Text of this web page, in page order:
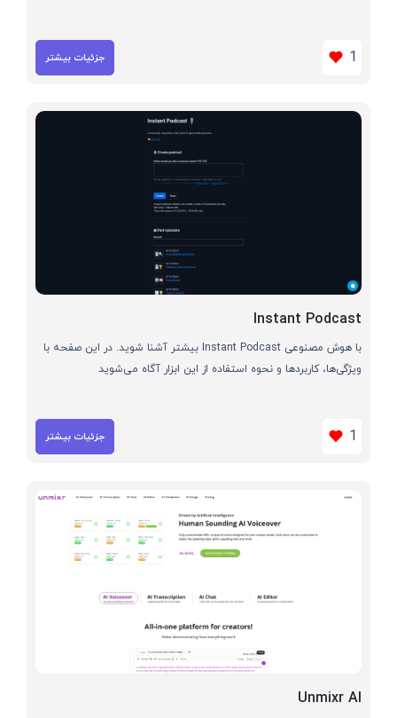
1 جزئیات بیشتر
Instant Podcast
با هوش مصنوعی Instant Podcast بیشتر آشنا شوید. در این صفحه با
ویژگی‌ها، کاربردها و نحوه استفاده از این ابزار آگاه می‌شوید
1 جزئیات بیشتر
Unmixr AI